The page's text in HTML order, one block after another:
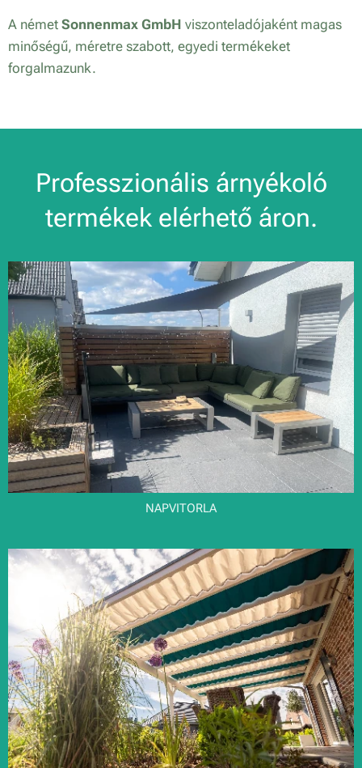
A német Sonnenmax GmbH viszonteladójaként magas
minőségű, méretre szabott, egyedi termékeket
forgalmazunk.
Professzionális árnyékoló
termékek elérhető áron.
NAPVITORLA